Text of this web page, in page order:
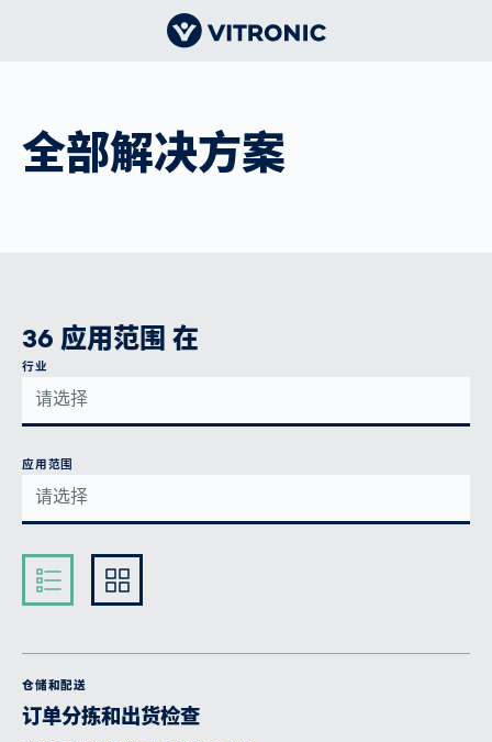
全部解决方案
36 应用范围 在
行业
应用范围
Kompakt
仓储和配送
订单分拣和出货检查